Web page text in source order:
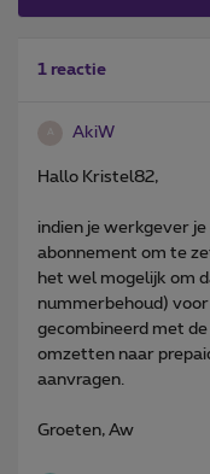
1 reactie
AkiW
Hallo Kristel82,
indien je werkgever
abonnement om te
het wel mogelijk om
nummerbehoud)
gecombineerd met
omzetten naar
aanvragen.
Groeten, Aw